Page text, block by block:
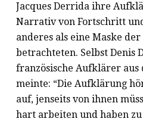
Jacques Derrida ihre
Narrativ von Fortschritt
anderes als eine Maske
betrachteten. Selbst Denis
französische Aufklärer aus
meinte: “Die Aufklärung
auf, jenseits von ihnen
hart arbeiten und haben zu